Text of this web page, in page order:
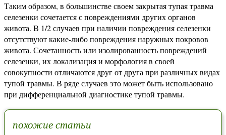
Таким образом, в большинстве своем закрытая тупая травма
селезенки сочетается с повреждениями других органов
живота. В 1/2 случаев при наличии повреждения селезенки
отсутствуют какие-либо повреждения наружных покровов
живота. Сочетанность или изолированность повреждений
селезенки, их локализация и морфология в своей
совокупности отличаются друг от друга при различных видах
тупой травмы. В ряде случаев это может быть использовано
при дифференциальной диагностике тупой травмы.
похожие статьи